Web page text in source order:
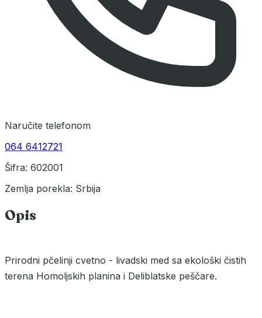
Naručite telefonom
064 6412721
Šifra: 602001
Zemlja porekla: Srbija
Opis
Prirodni pčelinji cvetno - livadski med sa ekološki čistih
terena Homoljskih planina i Deliblatske peščare.